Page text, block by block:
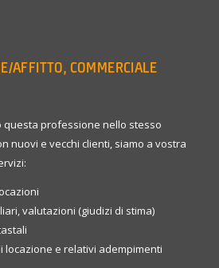
AFFITTO, COMMERCIALE
questa professione nello stesso
nuovi e vecchi clienti, siamo a vostra
valutazioni (giudizi di stima)
locazione e relativi adempimenti